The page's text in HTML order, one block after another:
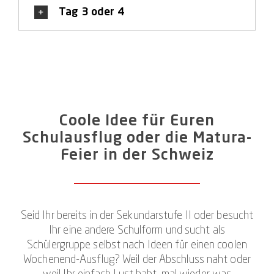
Tag 3 oder 4
Coole Idee für Euren
Schulausflug oder die Matura-
Feier in der Schweiz
Seid Ihr bereits in der Sekundarstufe II oder besucht
Ihr eine andere Schulform und sucht als
Schülergruppe selbst nach Ideen für einen coolen
Wochenend-Ausflug? Weil der Abschluss naht oder